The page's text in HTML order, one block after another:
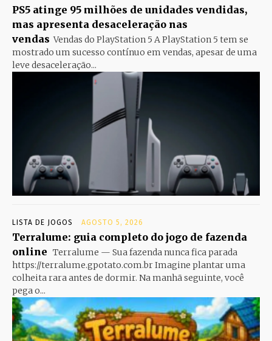
PS5 atinge 95 milhões de unidades vendidas,
mas apresenta desaceleração nas
vendas Vendas do PlayStation 5 A PlayStation 5 tem se
mostrado um sucesso contínuo em vendas, apesar de uma
leve desaceleração...
LISTA DE JOGOS AGOSTO 5, 2026
Terralume: guia completo do jogo de fazenda
online Terralume — Sua fazenda nunca fica parada
https://terralume.gpotato.com.br Imagine plantar uma
colheita rara antes de dormir. Na manhã seguinte, você
pega o...